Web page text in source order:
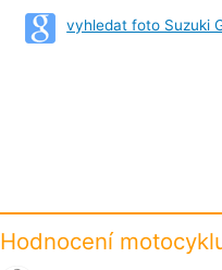
vyhledat foto Suzuki
Hodnocení